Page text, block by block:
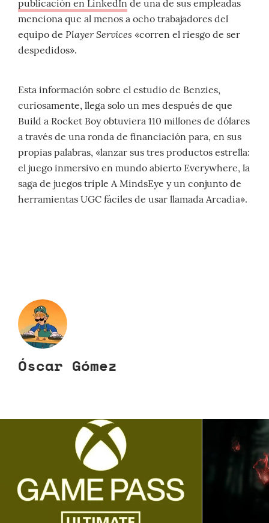
publicación en LinkedIn de una de sus empleadas
menciona que al menos a ocho trabajadores del
equipo de Player Services «corren el riesgo de ser
despedidos».
Esta información sobre el estudio de Benzies,
curiosamente, llega solo un mes después de que
Build a Rocket Boy obtuviera 110 millones de dólares
a través de una ronda de financiación para, en sus
propias palabras, «lanzar sus tres productos estrella:
el juego inmersivo en mundo abierto Everywhere, la
saga de juegos triple A MindsEye y un conjunto de
herramientas UGC fáciles de usar llamada Arcadia».
Óscar Gómez